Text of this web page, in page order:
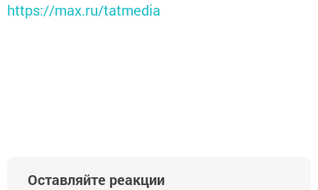
https://max.ru/tatmedia
Оставляйте реакции